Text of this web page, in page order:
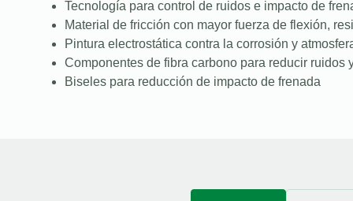
Tecnología para control de ruidos e impacto de
Material de fricción con mayor fuerza de flexión,
Pintura electrostática contra la corrosión y
Componentes de fibra carbono para reducir ruidos
Biseles para reducción de impacto de frenada